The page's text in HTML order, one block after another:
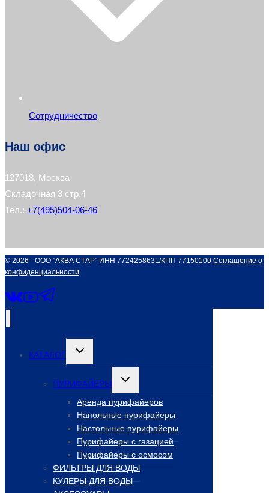
Сотрудничество
Наш офис
127018, Москва
Складочная 3 стр.4
Тел.: +7(495)504-06-46
© 2026 - ООО "АКВА СТАР" ИНН 7724258631/КПП 77150100 Соглашение о
конфиденциальности
КАТАЛОГ
Переключить
меню
ПУРИФАЙЕРЫ
Переключить
меню
Аренда пурифайеров
Напольные пурифайеры
Настольные пурифайеры
Пурифайеры с газацией
Пурифайеры с осмосом
ФИЛЬТРЫ ДЛЯ ВОДЫ
КУЛЕРЫ ДЛЯ ВОДЫ